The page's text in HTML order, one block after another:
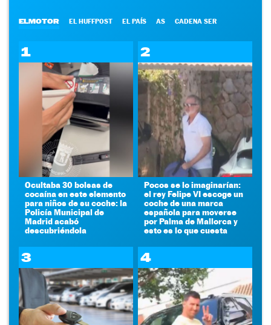
ELMOTOR EL HUFFPOST EL PAÍS AS CADENA SER
1
Ocultaba 30 bolsas de
cocaína en este elemento
para niños de su coche: la
Policía Municipal de
Madrid acabó
descubriéndola
2
Pocos se lo imaginarían:
el rey Felipe VI escoge un
coche de una marca
española para moverse
por Palma de Mallorca y
esto es lo que cuesta
3 4